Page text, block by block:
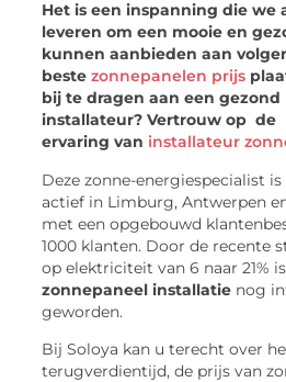
Het is een inspanning die we
leveren om een mooie en
kunnen aanbieden aan
bestezonnepanelen prijs
bij te dragen aan een
installateur? Vertrouw op de
ervaring van installateur
Deze zonne-energiespecialist is
actief in Limburg, Antwerpen
met een opgebouwd
1000 klanten. Door de recente
op elektriciteit van 6 naar 21%
zonnepaneel installatie nog
geworden.
Bij Soloya kan u terecht over
terugverdientijd, de prijs van